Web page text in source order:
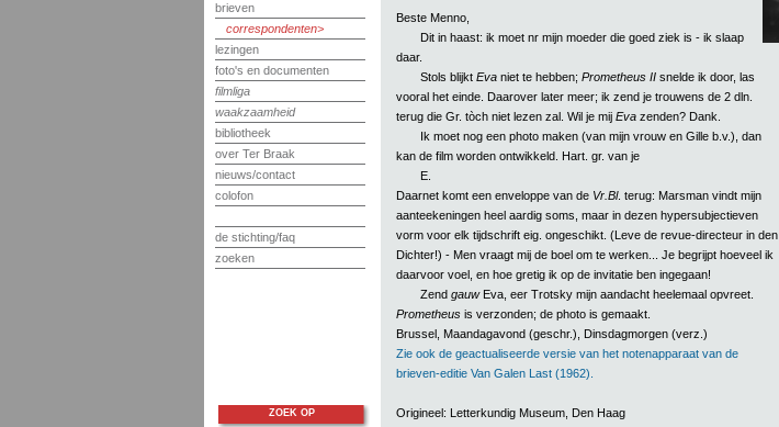
brieven
correspondenten
lezingen
foto's en documenten
filmliga
waakzaamheid
bibliotheek
over Ter Braak
nieuws/contact
colofon
de stichting/faq
zoeken
Beste Menno,
Dit in haast: ik moet nr mijn moeder die goed ziek is - ik slaap
daar.
Stols blijkt Evaniet te hebben; Prometheus IIsnelde ik door, las
vooral het einde. Daarover later meer; ik zend je trouwens de 2 dln.
terug die Gr. tòch niet lezen zal. Wil je mij Evazenden? Dank.
Ik moet nog een photo maken (van mijn vrouw en Gille b.v.), dan
kan de film worden ontwikkeld. Hart. gr. van je
E.
Daarnet komt een enveloppe van de Vr.Bl. terug: Marsman vindt mijn
aanteekeningen heel aardig soms, maar in dezen hypersubjectieven
vorm voor elk tijdschrift eig. ongeschikt. (Leve de revue-directeur in den
Dichter!) - Men vraagt mij de boel om te werken... Je begrijpt hoeveel ik
daarvoor voel, en hoe gretig ik op de invitatie ben ingegaan!
Zend gauwEva, eer Trotsky mijn aandacht heelemaal opvreet.
Prometheusis verzonden; de photo is gemaakt.
Brussel, Maandagavond (geschr.), Dinsdagmorgen (verz.)
Zie ook de geactualiseerde versie van het notenapparaat van de
brieven-editie Van Galen Last (1962).
Origineel: Letterkundig Museum, Den Haag
ZOEK OP